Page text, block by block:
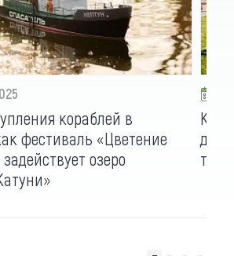
кораблей в
фестиваль «Цветение
озеро